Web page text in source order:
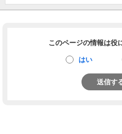
このページの情報は役
はい
送信す